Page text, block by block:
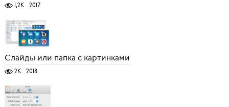
1,2K 2017
Слайды или папка с картинками
2K 2018